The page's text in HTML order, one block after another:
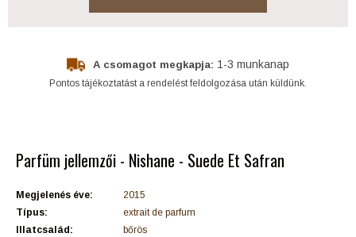
A csomagot megkapja: 1-3 munkanap
Pontos tájékoztatást a rendelést feldolgozása után küldünk.
Parfüm jellemzői - Nishane - Suede Et Safran
Megjelenés éve:
2015
Típus:
extrait de parfum
Illatcsalád:
bőrös